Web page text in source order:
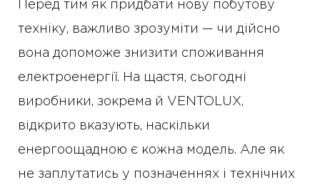
Перед тим як придбати нову побутову
техніку, важливо зрозуміти — чи дійсно
вона допоможе знизити споживання
електроенергії. На щастя, сьогодні
виробники, зокрема й VENTOLUX,
відкрито вказують, наскільки
енергоощадною є кожна модель. Але як
не заплутатись у позначеннях і технічних